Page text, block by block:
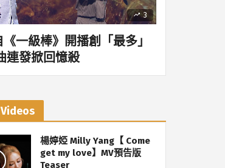
3
一級棒》開播創「最多」
連發掀回憶殺
楊婷婭 Milly Yang【 Come
get my love】MV預告版
Teaser